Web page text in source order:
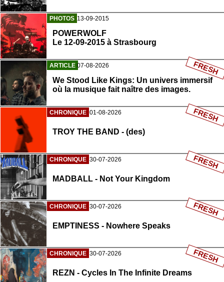
PHOTOS 13-09-2015
POWERWOLF
Le 12-09-2015 à Strasbourg
ARTICLE 07-08-2026
We Stood Like Kings: Un univers immersif
où la musique fait naître des images.
FRESH
CHRONIQUE 01-08-2026
TROY THE BAND - (des)
FRESH
CHRONIQUE 30-07-2026
MADBALL - Not Your Kingdom
FRESH
CHRONIQUE 30-07-2026
EMPTINESS - Nowhere Speaks
FRESH
CHRONIQUE 30-07-2026
REZN - Cycles In The Infinite Dreams
FRESH